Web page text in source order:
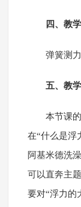
四、教
弹簧测
五、教
本节课
在“什么是浮
阿基米德洗
可以直奔主
要对“浮力的